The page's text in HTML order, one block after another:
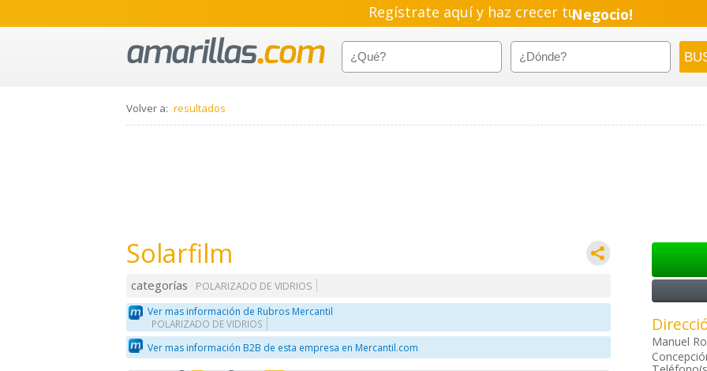
Regístrate aquí y haz crecer tuNegocio!
Pyme!
Emprendimiento!
Volver a: resultados
Solarfilm
categorías
POLARIZADO DE VIDRIOS
Ver mas información de Rubros Mercantil
POLARIZADO DE VIDRIOS
Ver mas información B2B de esta empresa en Mercantil.com
Manuel